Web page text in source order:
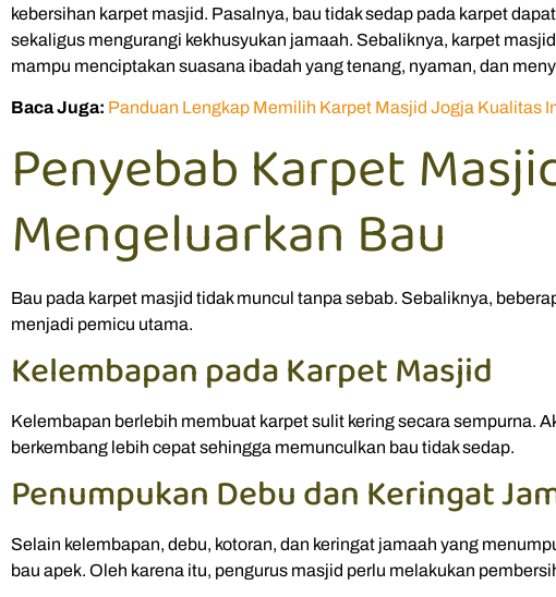
kebersihan karpet masjid. Pasalnya, bau tidak sedap pada karpet
sekaligus mengurangi kekhusyukan jamaah. Sebaliknya, karpet
mampu menciptakan suasana ibadah yang tenang, nyaman, dan
Baca Juga: Panduan Lengkap Memilih Karpet Masjid Jogja Kualitas
Penyebab Karpet
Mengeluarkan Bau
Bau pada karpet masjid tidak muncul tanpa sebab. Sebaliknya,
menjadi pemicu utama.
Kelembapan pada Karpet Masjid
Kelembapan berlebih membuat karpet sulit kering secara sempurna.
berkembang lebih cepat sehingga memunculkan bau tidak sedap.
Penumpukan Debu dan Keringat
Selain kelembapan, debu, kotoran, dan keringat jamaah yang
bau apek. Oleh karena itu, pengurus masjid perlu melakukan